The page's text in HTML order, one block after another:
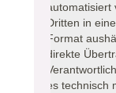
Dritten in
Format
direkte
es technisch